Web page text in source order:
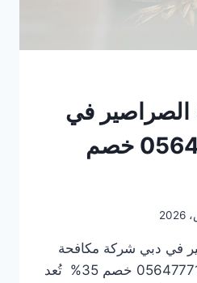
في
دبي 0564777188 خصم
في دبي شركة مكافحة
الصراصير في دبي 0564777188 خصم 35% تُعد